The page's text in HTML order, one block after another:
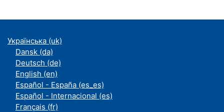
Українська ‎(uk)‎
Dansk ‎(da)‎
Deutsch ‎(de)‎
English ‎(en)‎
Español - España ‎(es_es)‎
Español - Internacional ‎(es)‎
Français ‎(fr)‎